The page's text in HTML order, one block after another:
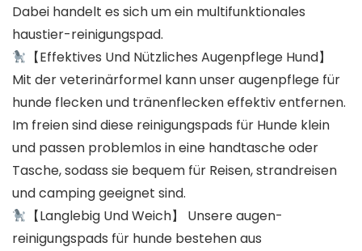
Dabei handelt es sich um ein multifunktionales
haustier-reinigungspad.
【Effektives Und Nützliches Augenpflege Hund】
Mit der veterinärformel kann unser augenpflege für
hunde flecken und tränenflecken effektiv entfernen.
Im freien sind diese reinigungspads für Hunde klein
und passen problemlos in eine handtasche oder
Tasche, sodass sie bequem für Reisen, strandreisen
und camping geeignet sind.
【Langlebig Und Weich】 Unsere augen-
reinigungspads für hunde bestehen aus